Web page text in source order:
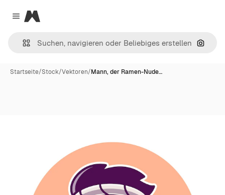
Close menu
Magnific
Nach
Startseite/Stock/Vektoren/Mann, der Ramen-Nude…